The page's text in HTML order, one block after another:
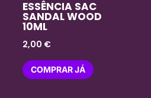
ESSÊNCIA SAC
SANDAL WOOD
10ML
2,00 €
COMPRAR JÁ